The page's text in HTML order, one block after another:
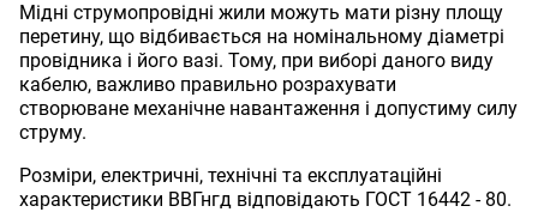
Мідні струмопровідні жили можуть мати різну площу
перетину, що відбивається на номінальному діаметрі
провідника і його вазі. Тому, при виборі даного виду
кабелю, важливо правильно розрахувати
створюване механічне навантаження і допустиму силу
струму.
Розміри, електричні, технічні та експлуатаційні
характеристики ВВГнгд відповідають ГОСТ 16442 - 80.